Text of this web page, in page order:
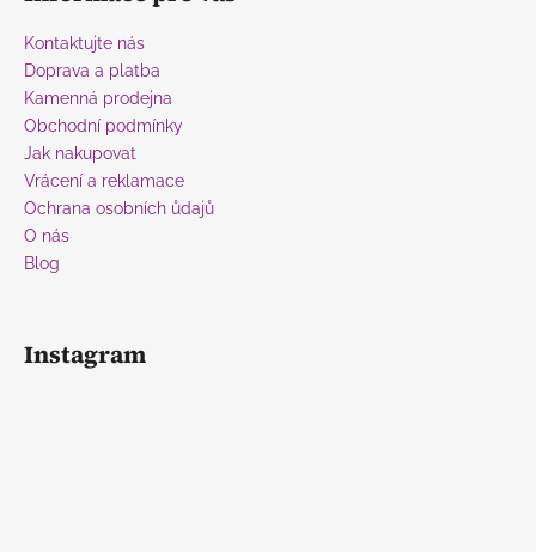
Kontaktujte nás
Doprava a platba
Kamenná prodejna
Obchodní podmínky
Jak nakupovat
Vrácení a reklamace
Ochrana osobních ůdajů
O nás
Blog
Instagram